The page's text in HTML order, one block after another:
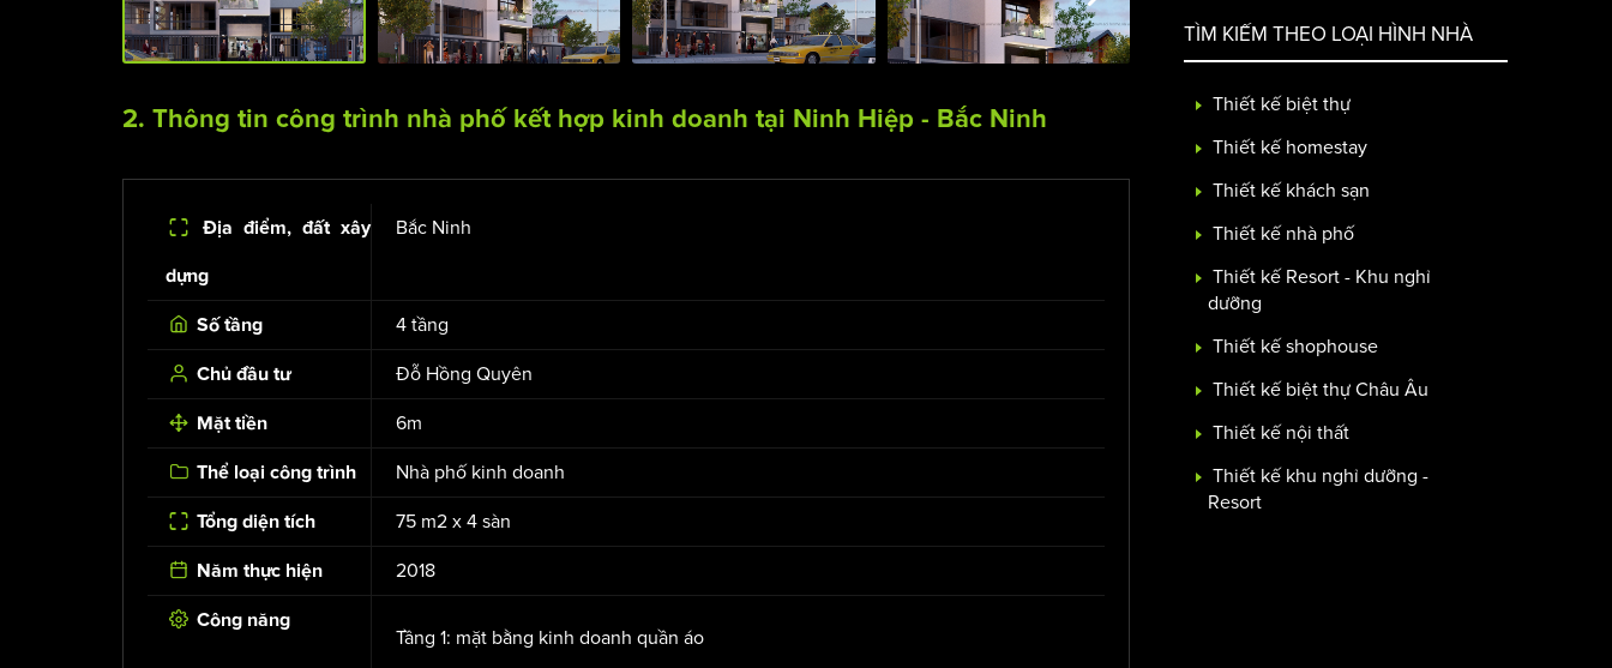
2. Thông tin công trình nhà phố kết hợp kinh doanh tại Ninh Hiệp - Bắc Ninh
Địa điểm, đất xây
dựng
Bắc Ninh
Số tầng 4 tầng
Chủ đầu tư Đỗ Hồng Quyên
Mặt tiền 6m
Thể loại công trình Nhà phố kinh doanh
Tổng diện tích 75 m2 x 4 sàn
Năm thực hiện 2018
Công năng
Tầng 1: mặt bằng kinh doanh quần áo
TÌM KIẾM THEO LOẠI HÌNH NHÀ
Thiết kế biệt thự
Thiết kế homestay
Thiết kế khách sạn
Thiết kế nhà phố
Thiết kế Resort - Khu nghỉ
dưỡng
Thiết kế shophouse
Thiết kế biệt thự Châu Âu
Thiết kế nội thất
Thiết kế khu nghỉ dưỡng -
Resort